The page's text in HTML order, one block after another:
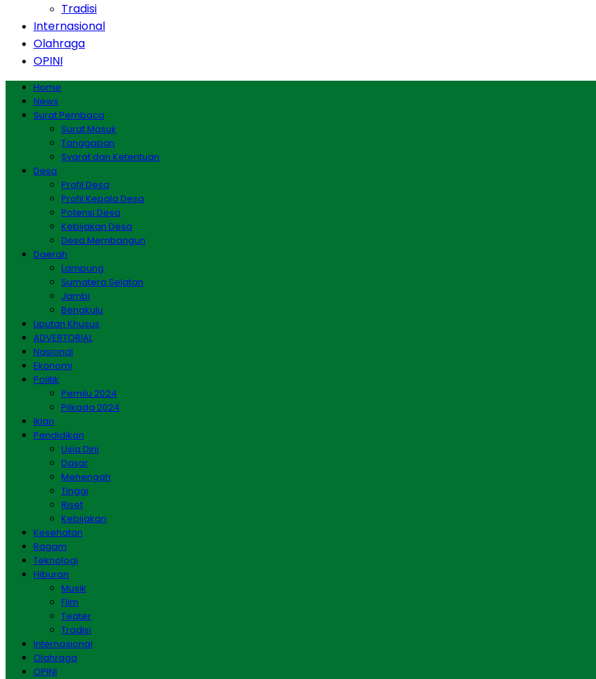
Tradisi
Internasional
Olahraga
OPINI
Home
News
Surat Pembaca
Surat Masuk
Tanggapan
Syarat dan Ketentuan
Desa
Profil Desa
Profil Kepala Desa
Potensi Desa
Kebijakan Desa
Desa Membangun
Daerah
Lampung
Sumatera Selatan
Jambi
Bengkulu
Liputan Khusus
ADVERTORIAL
Nasional
Ekonomi
Politik
Pemilu 2024
Pilkada 2024
Iklan
Pendidikan
Usia Dini
Dasar
Menengah
Tinggi
Riset
Kebijakan
Kesehatan
Ragam
Teknologi
Hiburan
Musik
Film
Teater
Tradisi
Internasional
Olahraga
OPINI